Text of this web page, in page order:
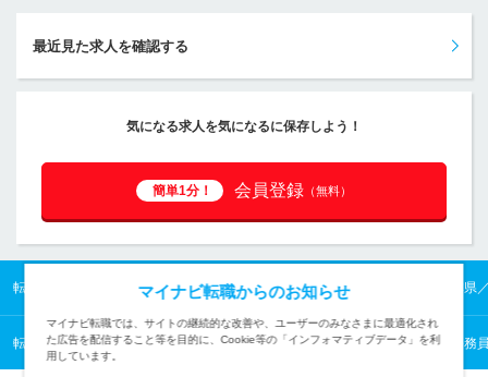
最近見た求人を確認する
気になる求人を気になるに保存しよう！
簡単1分！ 会員登録 （無料）
転職TOP 九州の転職・求人情報TOP 熊本県の転職・求人情報TOP 熊本県
転職TOP 公共サービスから探す 公共サービスの転職・求人情報一覧 公務
マイナビ転職からのお知らせ
マイナビ転職では、サイトの継続的な改善や、ユーザーのみなさまに最適化され
た広告を配信すること等を目的に、Cookie等の「インフォマティブデータ」を利
用しています。